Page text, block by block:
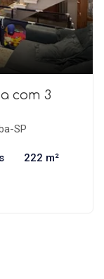
com 3
SP
222 m²